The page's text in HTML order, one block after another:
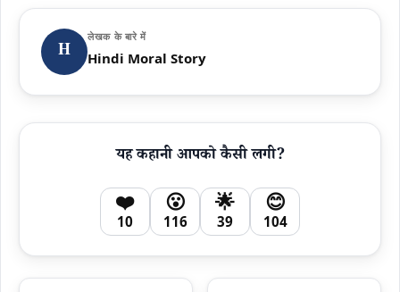
H
लेखक के बारे में
Hindi Moral Story
यह कहानी आपको कैसी लगी?
❤️
10
😮
116
🌟
39
😊
104